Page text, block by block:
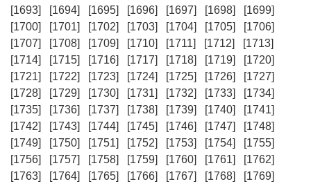
[1693]
[1694] [1695] [1696] [1697] [1698]
[1699]
[1700]
[1701] [1702] [1703] [1704] [1705]
[1706]
[1707]
[1708] [1709] [1710] [1711] [1712]
[1713]
[1714]
[1715] [1716] [1717] [1718] [1719]
[1720]
[1721]
[1722] [1723] [1724] [1725] [1726]
[1727]
[1728]
[1729] [1730] [1731] [1732] [1733]
[1734]
[1735]
[1736] [1737] [1738] [1739] [1740]
[1741]
[1742]
[1743] [1744] [1745] [1746] [1747]
[1748]
[1749]
[1750] [1751] [1752] [1753] [1754]
[1755]
[1756]
[1757] [1758] [1759] [1760] [1761]
[1762]
[1763]
[1764] [1765] [1766] [1767] [1768]
[1769]